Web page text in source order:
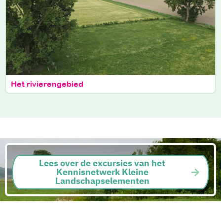
Het rivierengebied
Lees over de excursies van het
Kennisnetwerk Kleine
Landschapselementen